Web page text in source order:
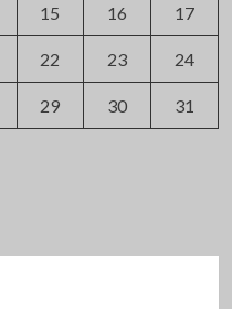
15 16 17
22 23 24
29 30 31